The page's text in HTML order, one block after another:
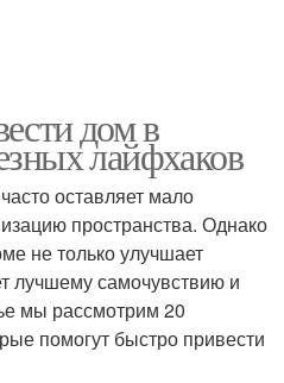
дом в
лайфхаков
оставляет мало
пространства. Однако
не только улучшает
лучшему самочувствию и
мы рассмотрим 20
помогут быстро привести